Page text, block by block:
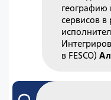
географию
сервисов в
в FESCO)